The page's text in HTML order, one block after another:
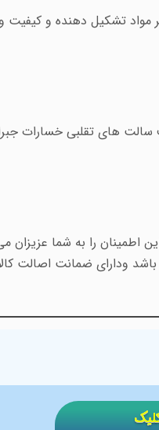
و از نظر مواد تشکیل دهنده و
سالت های تقلبی خسارات
اطمینان را به شما عزیزان
ودارای ضمانت اصالت